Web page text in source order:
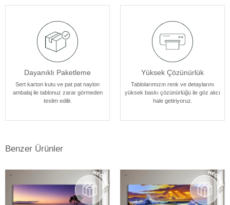
tasarlanmıştır.
Dayanıklı Paketleme
Sert karton kutu ve pat pat naylon
ambalaj ile tablonuz zarar görmeden
teslim edilir.
Yüksek Çözünürlük
Tablolarımızın renk ve detaylarını
yüksek baskı çözünürlüğü ile göz alıcı
hale getiriyoruz.
Benzer Ürünler